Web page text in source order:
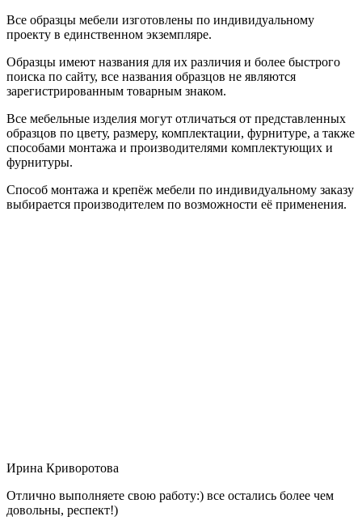
Все образцы мебели изготовлены по индивидуальному
проекту в единственном экземпляре.
Образцы имеют названия для их различия и более быстрого
поиска по сайту, все названия образцов не являются
зарегистрированным товарным знаком.
Все мебельные изделия могут отличаться от представленных
образцов по цвету, размеру, комплектации, фурнитуре, а также
способами монтажа и производителями комплектующих и
фурнитуры.
Способ монтажа и крепёж мебели по индивидуальному заказу
выбирается производителем по возможности её применения.
Ирина Криворотова
Отлично выполняете свою работу:) все остались более чем
довольны, респект!)